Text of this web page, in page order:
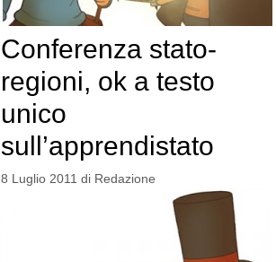
Conferenza stato-
regioni, ok a testo
unico
sull’apprendistato
8 Luglio 2011 di Redazione